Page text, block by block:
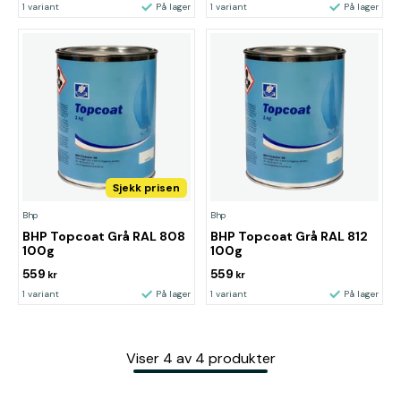
1 variant På lager 1 variant På lager
Sjekk prisen
Bhp
BHP Topcoat Grå RAL 808
100g
559 kr
1 variant På lager
Bhp
BHP Topcoat Grå RAL 812
100g
559 kr
1 variant På lager
Viser 4 av 4 produkter